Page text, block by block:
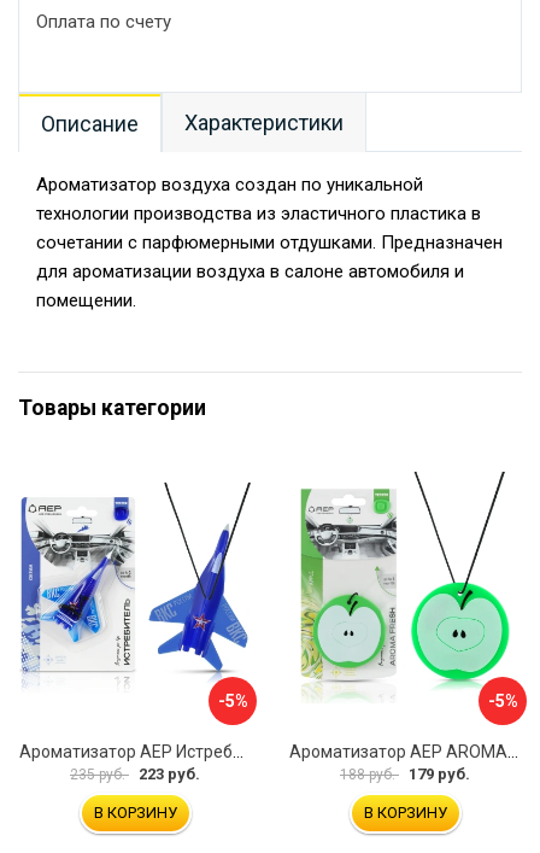
Оплата по счету
Описание Характеристики
Ароматизатор воздуха создан по уникальной
технологии производства из эластичного пластика в
сочетании с парфюмерными отдушками. Предназначен
для ароматизации воздуха в салоне автомобиля и
помещении.
Товары категории
-5%
235 руб. 223 руб.
В КОРЗИНУ
-5%
188 руб. 179 руб.
В КОРЗИНУ